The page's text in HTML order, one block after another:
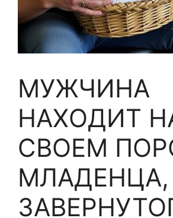
МУЖЧИНА
НАХОДИТ
СВОЕМ
МЛАДЕНЦА,